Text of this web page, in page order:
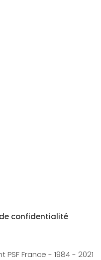
confidentialité
PSF France - 1984 - 2021